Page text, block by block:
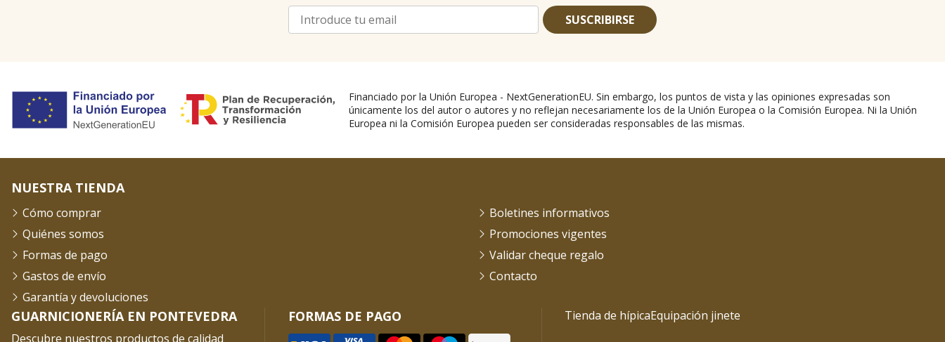
SUSCRIBIRSE
Financiado por la Unión Europea - NextGenerationEU. Sin embargo, los puntos de vista y las opiniones expresadas son
únicamente los del autor o autores y no reflejan necesariamente los de la Unión Europea o la Comisión Europea. Ni la Unión
Europea ni la Comisión Europea pueden ser consideradas responsables de las mismas.
GUARNICIONERÍA EN PONTEVEDRA
Descubre nuestros productos de calidad
FORMAS DE PAGO
NUESTRA TIENDA
Cómo comprar
Quiénes somos
Formas de pago
Gastos de envío
Garantía y devoluciones
Boletines informativos
Promociones vigentes
Validar cheque regalo
Contacto
Tienda de hípicaEquipación jinete